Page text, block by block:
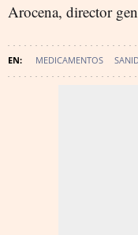
Arocena, director
MEDICAMENTOS